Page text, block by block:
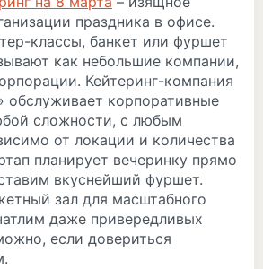
праздника в офисе.
классы, банкет или фуршет
как небольшие компании,
Кейтеринг-компания
обслуживает корпоративные
сложности, с любым
от локации и количества
планирует вечеринку прямо
вкуснейший фуршет.
зал для масштабного
даже привередливых
если довериться